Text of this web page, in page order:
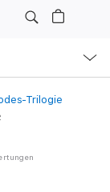
Trilogie